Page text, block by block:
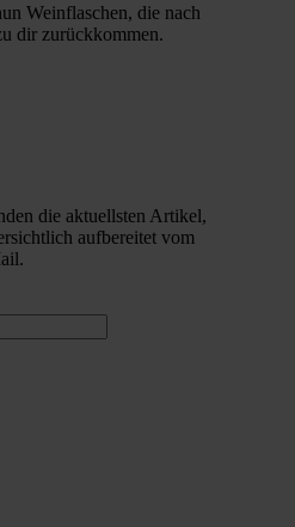
Weinflaschen, die nach
dir zurückkommen.
die aktuellsten Artikel,
aufbereitet vom